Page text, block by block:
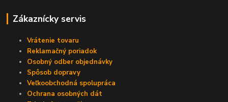
Zákaznícky servis
Vrátenie tovaru
Reklamačný poriadok
Osobný odber objednávky
Spôsob dopravy
Veľkoobchodná spolupráca
Ochrana osobných dát